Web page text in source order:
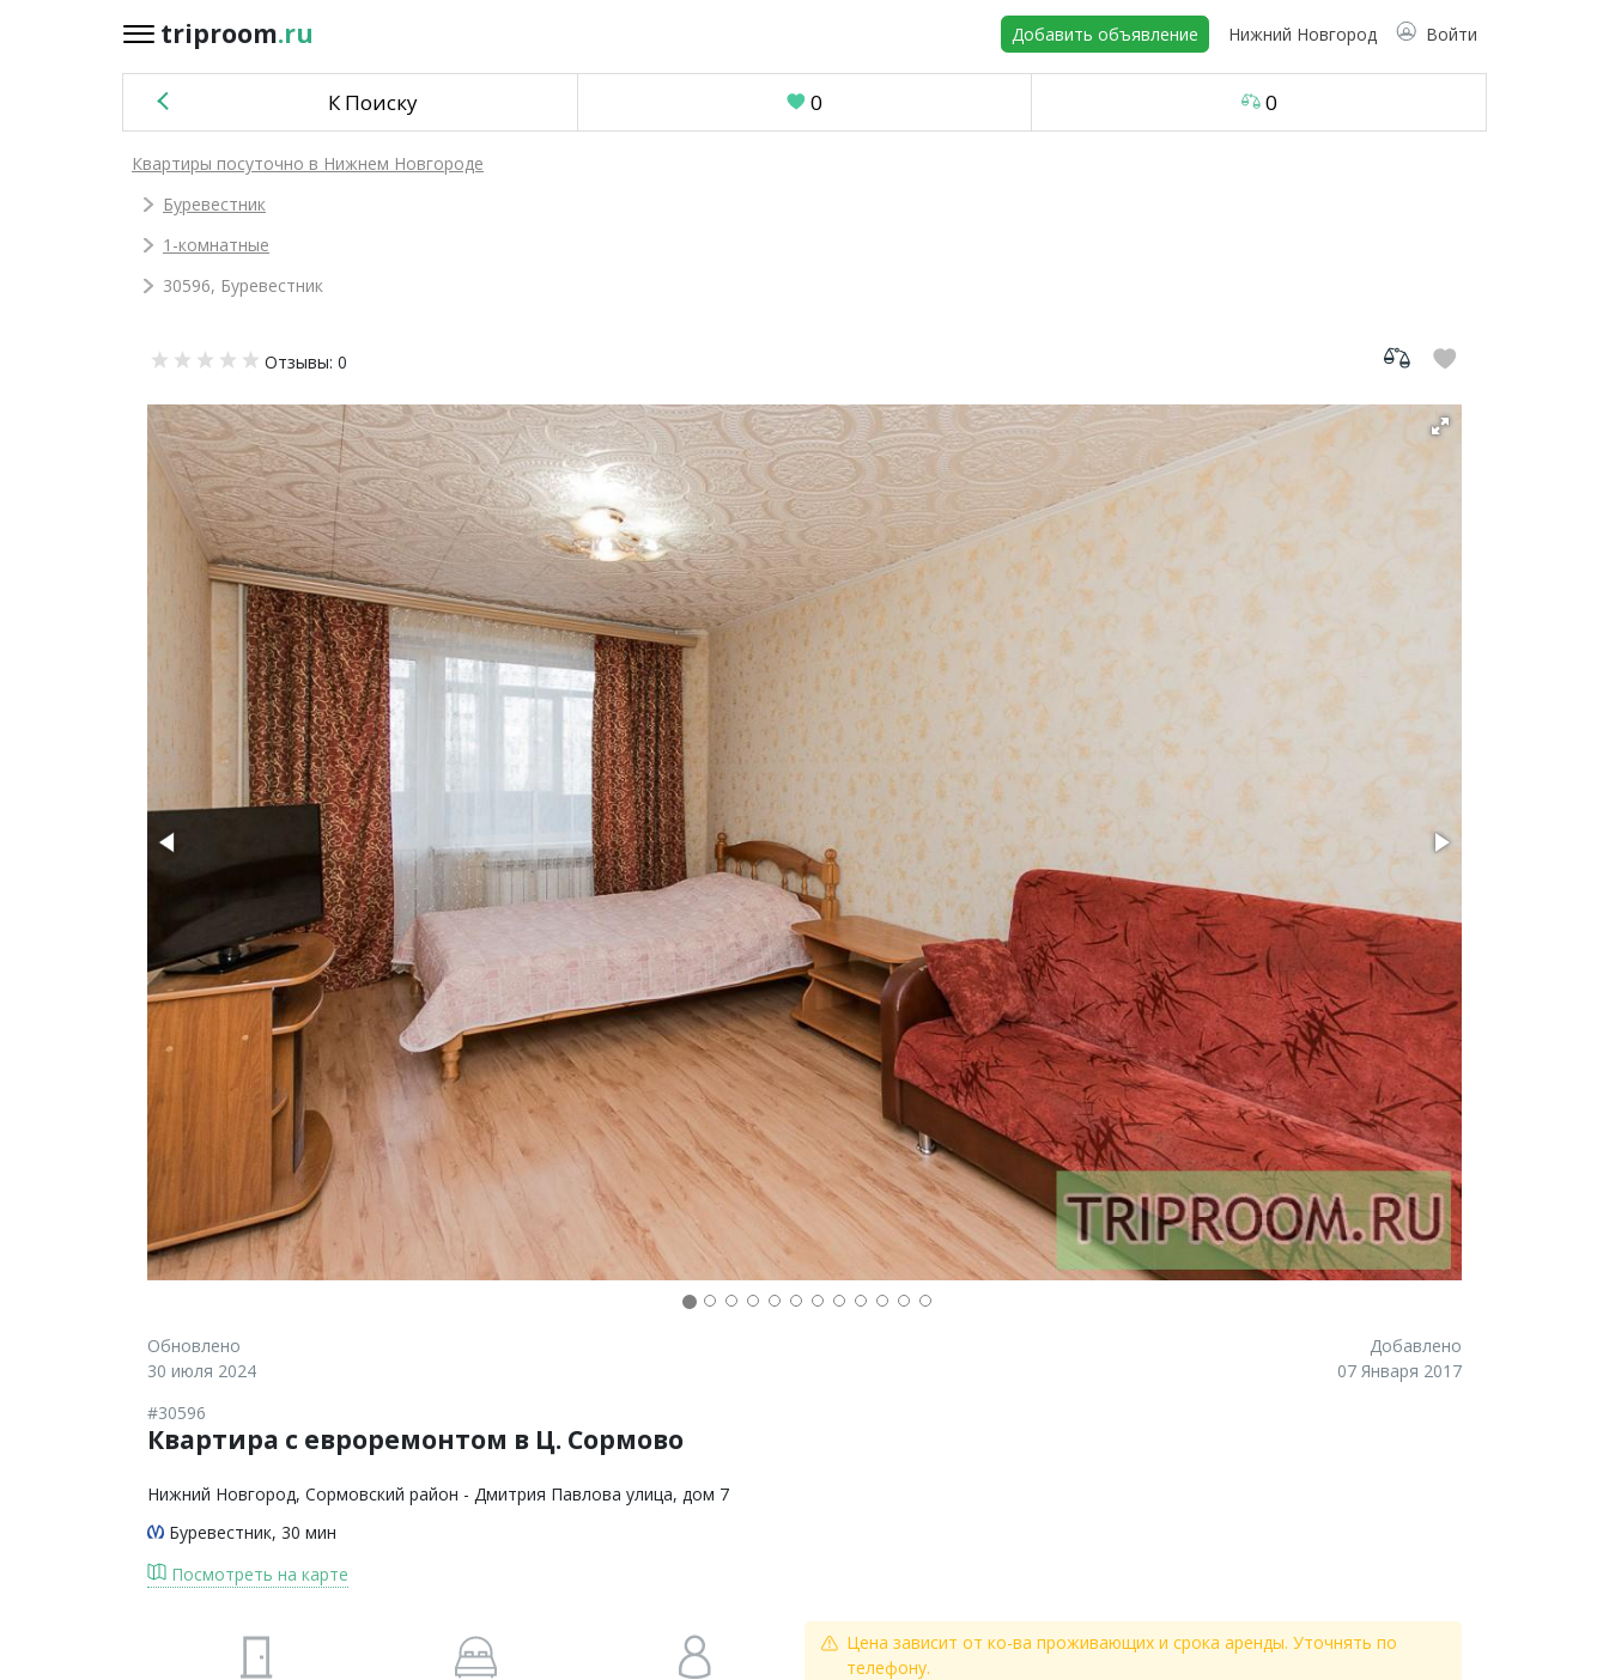
triproom.ru Добавить объявление Нижний Новгород Войти
triproom.ru
Войти / Зарегистрироваться
К Поиску 0 0
Квартиры посуточно в Нижнем Новгороде
Буревестник
1-комнатные
30596, Буревестник
Отзывы: 0
Обновлено
30 июля 2024
Добавлено
07 Января 2017
Квартира с евроремонтом в Ц. Сормово
#30596
Нижний Новгород, Сормовский район - Дмитрия Павлова улица, дом 7
Буревестник, 30 мин
Посмотреть на карте
Цена зависит от ко-ва проживающих и срока аренды. Уточнять по
телефону.